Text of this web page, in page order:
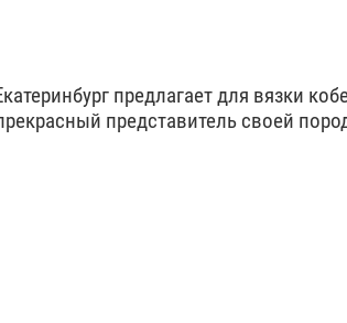
предлагает для вязки
представитель своей